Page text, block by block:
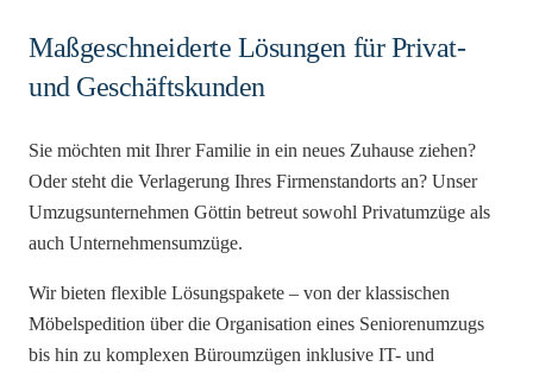
Maßgeschneiderte Lösungen für Privat-
und Geschäftskunden
Sie möchten mit Ihrer Familie in ein neues Zuhause ziehen?
Oder steht die Verlagerung Ihres Firmenstandorts an? Unser
Umzugsunternehmen Göttin betreut sowohl Privatumzüge als
auch Unternehmensumzüge.
Wir bieten flexible Lösungspakete – von der klassischen
Möbelspedition über die Organisation eines Seniorenumzugs
bis hin zu komplexen Büroumzügen inklusive IT- und